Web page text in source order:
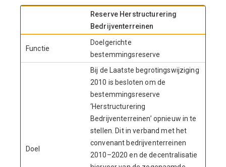
Reserve Herstructurering
Bedrijventerreinen
Functie
Doelgerichte
bestemmingsreserve
Doel
Bij de Laatste begrotingswijziging
2010 is besloten om de
bestemmingsreserve
‘Herstructurering
Bedrijventerreinen’ opnieuw in te
stellen. Dit in verband met het
convenant bedrijventerreinen
2010–2020 en de decentralisatie